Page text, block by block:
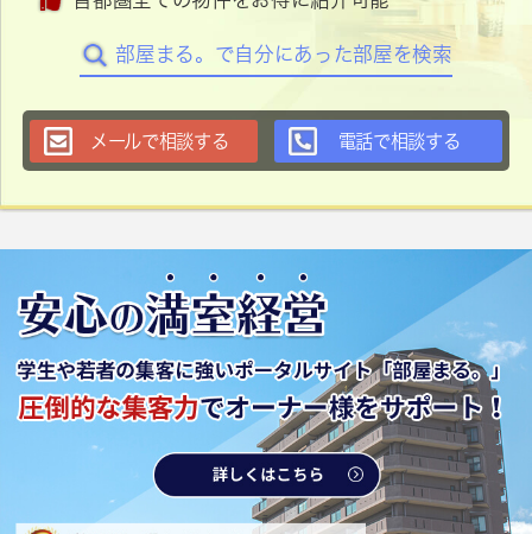
部屋まる。で自分にあった部屋を検索
メールで相談する 電話で相談する